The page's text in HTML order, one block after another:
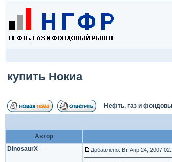
купить Нокиа
Нефть, газ и
Автор
DinosaurX
Добавлено: Вт Апр 24, 2007